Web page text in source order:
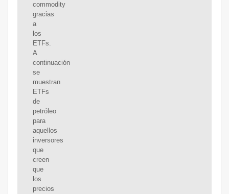
commodity
gracias
a
los
ETFs.
A
continuación
se
muestran
ETFs
de
petróleo
para
aquellos
inversores
que
creen
que
los
precios